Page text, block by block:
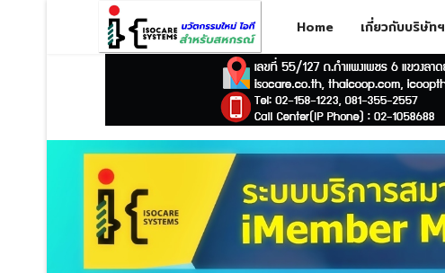
Home เกี่ยวกับบริษัทฯ